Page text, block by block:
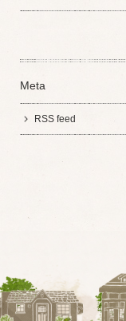
Meta
RSS feed